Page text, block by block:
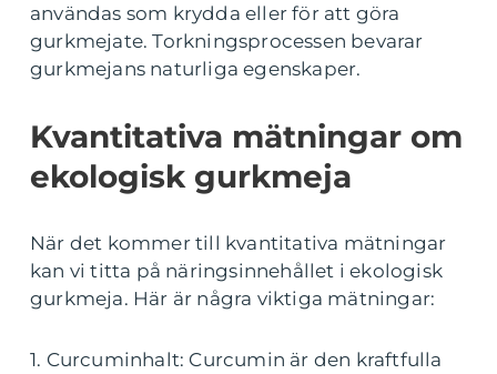
användas som krydda eller för att göra
gurkmejate. Torkningsprocessen bevarar
gurkmejans naturliga egenskaper.
Kvantitativa mätningar om
ekologisk gurkmeja
När det kommer till kvantitativa mätningar
kan vi titta på näringsinnehållet i ekologisk
gurkmeja. Här är några viktiga mätningar:
1. Curcuminhalt: Curcumin är den kraftfulla